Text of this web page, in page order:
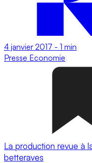
4 janvier 2017 - 1 min
Presse Economie
La production revue à
betteraves